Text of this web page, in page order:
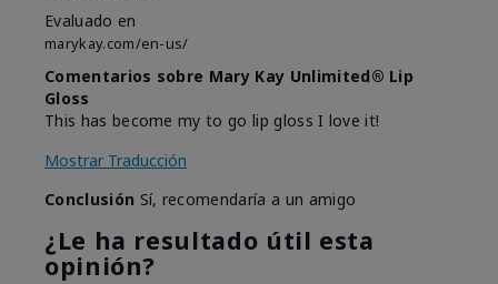
Evaluado en
marykay.com/en-us/
Comentarios sobre Mary Kay Unlimited® Lip
Gloss
This has become my to go lip gloss I love it!
Mostrar Traducción
Conclusión Sí, recomendaría a un amigo
¿Le ha resultado útil esta
opinión?